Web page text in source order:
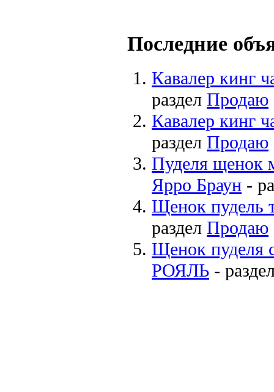
Последние
Кавалер кинг
раздел Продаю
Кавалер кинг
раздел Продаю
Пуделя щенок
Ярро Браун -
Щенок пудель
раздел Продаю
Щенок
РОЯЛЬ -